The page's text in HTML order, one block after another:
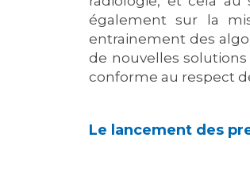
également sur la
entrainement des
de nouvelles
conforme au respect
Le lancement des